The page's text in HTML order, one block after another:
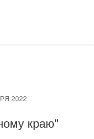
2022
краю"